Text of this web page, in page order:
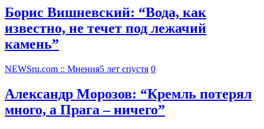
Борис Вишневский: “Вода, как
известно, не течет под лежачий
камень”
NEWSru.com :: Мнения5 лет спустя 0
Александр Морозов: “Кремль потерял
много, а Прага – ничего”